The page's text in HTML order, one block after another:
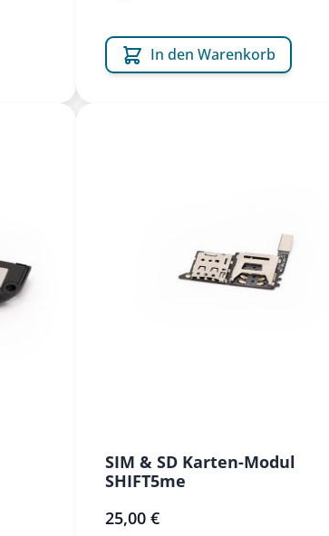
In den Warenkorb
SIM & SD Karten-Modul
SHIFT5me
25,00 €